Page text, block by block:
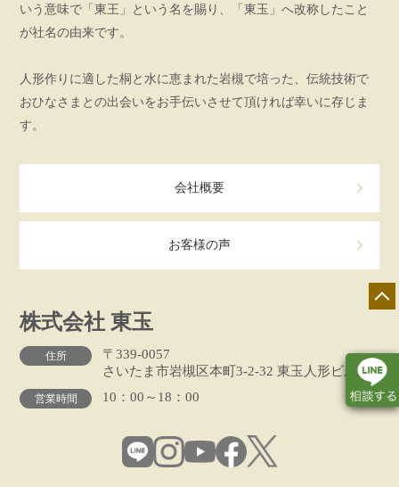
いう意味で「東王」という名を賜り、「東玉」へ改称したこと
が社名の由来です。
人形作りに適した桐と水に恵まれた岩槻で培った、伝統技術で
おひなさまとの出会いをお手伝いさせて頂ければ幸いに存じま
す。
会社概要
お客様の声
株式会社 東玉
住所
〒339-0057
さいたま市岩槻区本町3-2-32 東玉人形ビル
営業時間 10：00～18：00
展示会情報